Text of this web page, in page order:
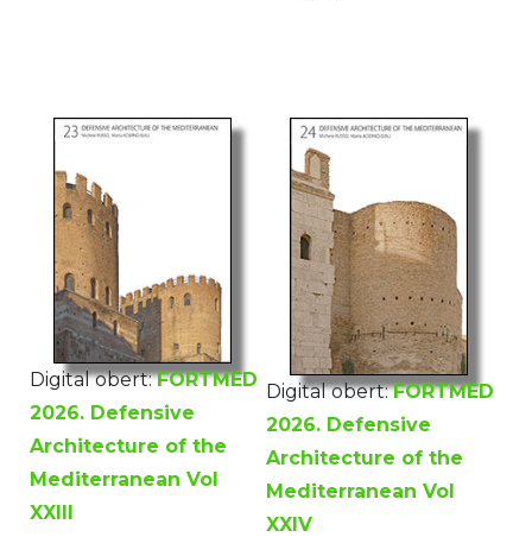
Digital obert: FORTMED
2026. Defensive
Architecture of the
Mediterranean Vol
XXIII
Digital obert: FORTMED
2026. Defensive
Architecture of the
Mediterranean Vol
XXIV